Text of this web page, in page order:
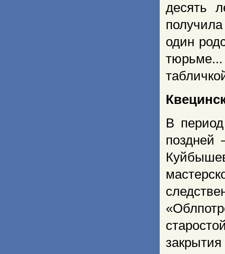
десять
один
В
поздней
закрытия